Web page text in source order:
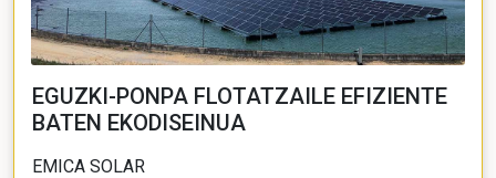
EGUZKI-PONPA FLOTATZAILE EFIZIENTE
BATEN EKODISEINUA
EMICA SOLAR